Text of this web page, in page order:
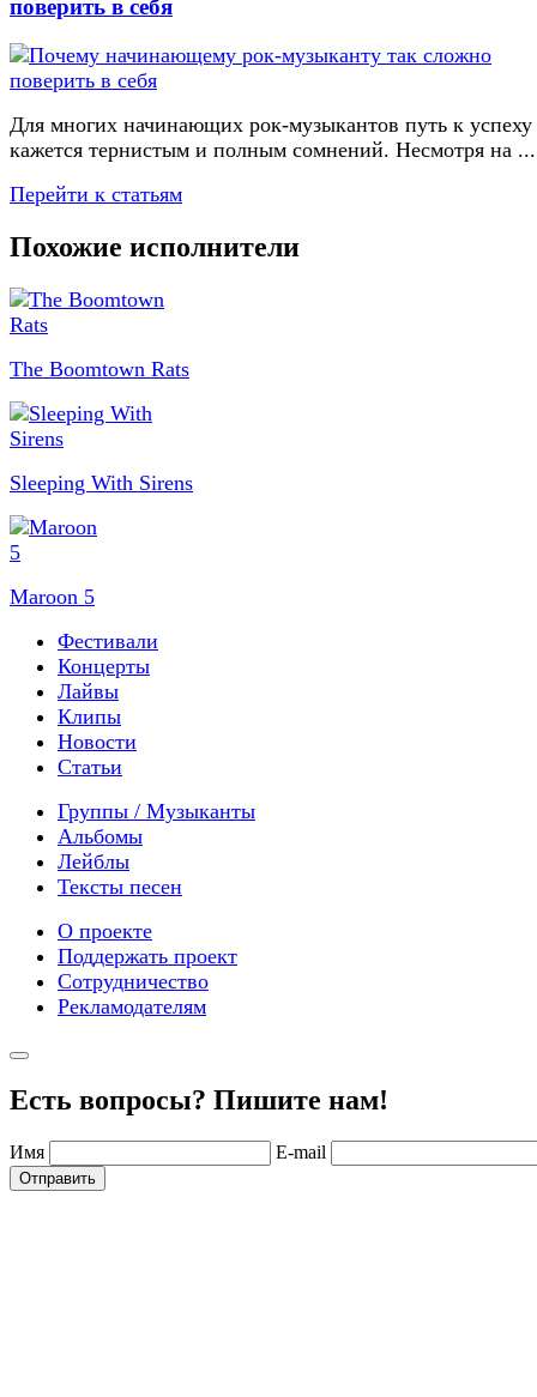
поверить в себя
Для многих начинающих рок-музыкантов путь к успеху
кажется тернистым и полным сомнений. Несмотря на ...
Перейти к статьям
Похожие исполнители
The Boomtown Rats
Sleeping With Sirens
Maroon 5
Фестивали
Концерты
Лайвы
Клипы
Новости
Статьи
Группы / Музыканты
Альбомы
Лейблы
Тексты песен
О проекте
Поддержать проект
Сотрудничество
Рекламодателям
Есть вопросы? Пишите нам!
Имя E-mail